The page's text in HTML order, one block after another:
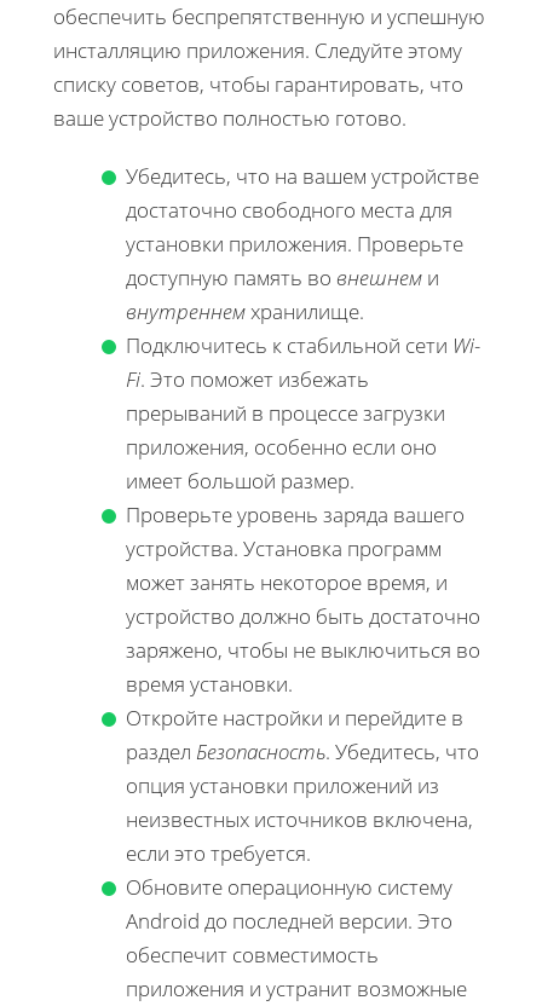
обеспечить беспрепятственную и успешную
инсталляцию приложения. Следуйте этому
списку советов, чтобы гарантировать, что
ваше устройство полностью готово.
Убедитесь, что на вашем устройстве
достаточно свободного места для
установки приложения. Проверьте
доступную память во внешнем и
внутреннемхранилище.
Подключитесь к стабильной сети Wi-
Fi. Это поможет избежать
прерываний в процессе загрузки
приложения, особенно если оно
имеет большой размер.
Проверьте уровень заряда вашего
устройства. Установка программ
может занять некоторое время, и
устройство должно быть достаточно
заряжено, чтобы не выключиться во
время установки.
Откройте настройки и перейдите в
раздел Безопасность. Убедитесь, что
опция установки приложений из
неизвестных источников включена,
если это требуется.
Обновите операционную систему
Android до последней версии. Это
обеспечит совместимость
приложения и устранит возможные